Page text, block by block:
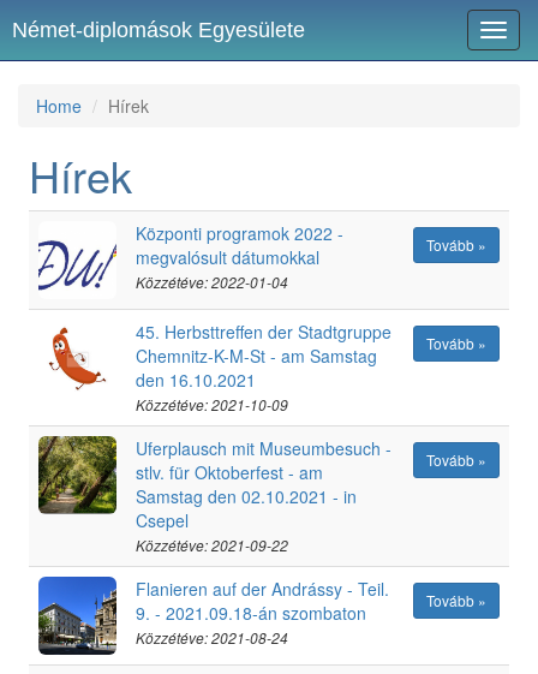
Német-diplomások Egyesülete
Home Hírek
Hírek
Központi programok 2022 -
megvalósult dátumokkal
Közzétéve: 2022-01-04
Tovább »
45. Herbsttreffen der Stadtgruppe
Chemnitz-K-M-St - am Samstag
den 16.10.2021
Közzétéve: 2021-10-09
Tovább »
Uferplausch mit Museumbesuch -
stlv. für Oktoberfest - am
Samstag den 02.10.2021 - in
Csepel
Közzétéve: 2021-09-22
Tovább »
Flanieren auf der Andrássy - Teil.
9. - 2021.09.18-án szombaton
Közzétéve: 2021-08-24
Tovább »